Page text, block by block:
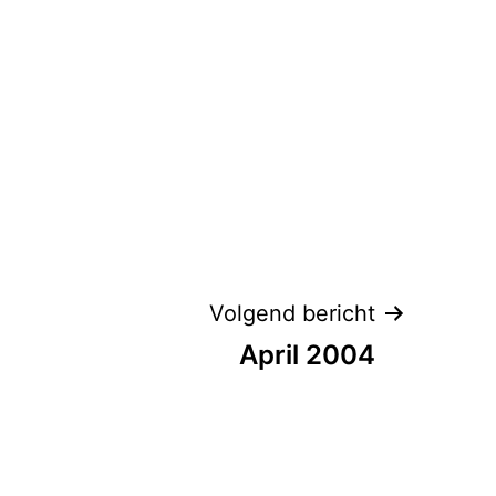
Volgend bericht
April 2004